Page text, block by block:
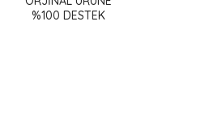
%100 DESTEK